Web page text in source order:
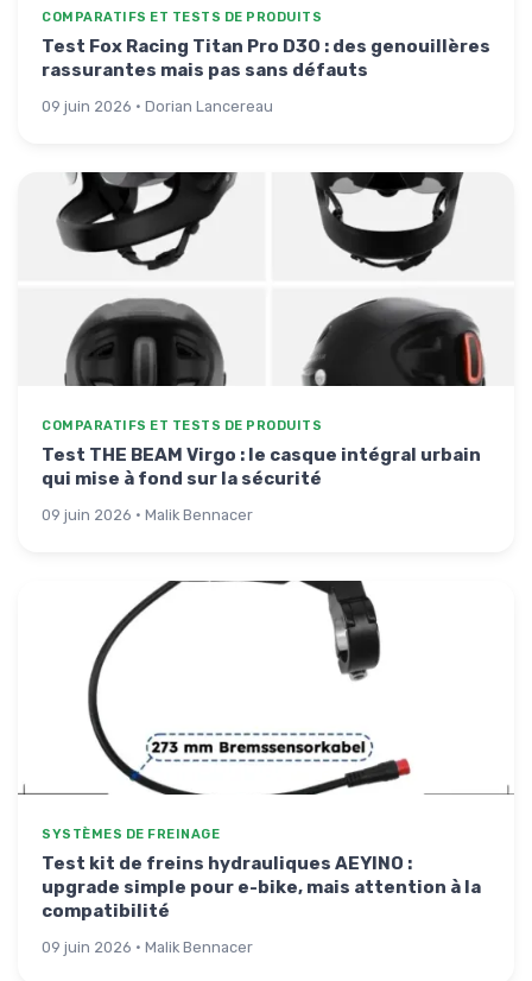
COMPARATIFS ET TESTS DE PRODUITS
Test Fox Racing Titan Pro D3O : des genouillères
rassurantes mais pas sans défauts
09 juin 2026 · Dorian Lancereau
COMPARATIFS ET TESTS DE PRODUITS
Test THE BEAM Virgo : le casque intégral urbain
qui mise à fond sur la sécurité
09 juin 2026 · Malik Bennacer
SYSTÈMES DE FREINAGE
Test kit de freins hydrauliques AEYINO :
upgrade simple pour e-bike, mais attention à la
compatibilité
09 juin 2026 · Malik Bennacer